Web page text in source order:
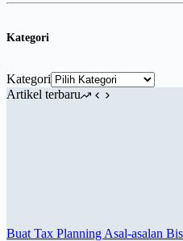
Kategori
Kategori
Artikel terbaru
Buat Tax Planning Asal-asalan